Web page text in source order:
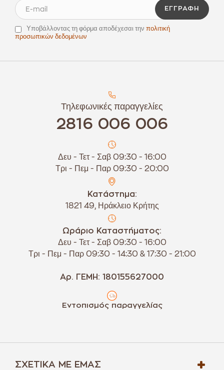
ΕΓΓΡΑΦΉ
Υποβάλλοντας τη φόρμα αποδέχεσαι την πολιτική
προσωπικών δεδομένων
Τηλεφωνικές παραγγελίες
2816 006 006
Δευ - Τετ - Σαβ 09:30 - 16:00
Τρι - Πεμ - Παρ 09:30 - 20:00
Κατάστημα:
1821 49, Ηράκλειο Κρήτης
Ωράριο Καταστήματος:
Δευ - Τετ - Σαβ 09:30 - 16:00
Τρι - Πεμ - Παρ 09:30 - 14:30 & 17:30 - 21:00
Αρ. ΓΕΜΗ: 180155627000
Εντοπισμός παραγγελίας
ΣΧΕΤΙΚΆ ΜΕ ΕΜΆΣ